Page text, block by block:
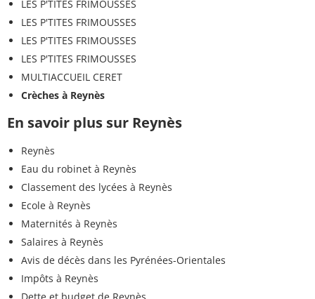
LES P'TITES FRIMOUSSES
LES P'TITES FRIMOUSSES
LES P'TITES FRIMOUSSES
LES P'TITES FRIMOUSSES
MULTIACCUEIL CERET
Crèches à Reynès
En savoir plus sur Reynès
Reynès
Eau du robinet à Reynès
Classement des lycées à Reynès
Ecole à Reynès
Maternités à Reynès
Salaires à Reynès
Avis de décès dans les Pyrénées-Orientales
Impôts à Reynès